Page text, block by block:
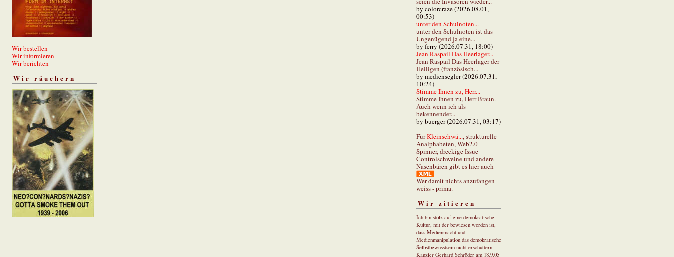
Wir bestellen
Wir informieren
Wir berichten
Wir räuchern
by colorcraze (2026.08.01,
00:53)
unter den Schulnoten...
unter den Schulnoten ist das
Ungenügend ja eine...
by ferry (2026.07.31, 18:00)
Jean Raspail Das Heerlager...
Jean Raspail Das Heerlager der
Heiligen (französisch...
by mediensegler (2026.07.31,
10:24)
Stimme Ihnen zu, Herr...
Stimme Ihnen zu, Herr Braun.
Auch wenn ich als
bekennender...
by buerger (2026.07.31, 03:17)
FürKleinschwä..., strukturelle
Analphabeten, Web2.0-
Spinner, dreckige Issue
Controlschweine und andere
Nasenbären gibt es hier auch
Wer damit nichts anzufangen
weiss - prima.
Wir zitieren
Ich bin stolz auf eine demokratische
Kultur, mit der bewiesen worden ist,
dass Medienmacht und
Medienmanipulation das demokratische
Selbstbewusstsein nicht erschüttern
Kanzler Gerhard Schröder am 18.9.05